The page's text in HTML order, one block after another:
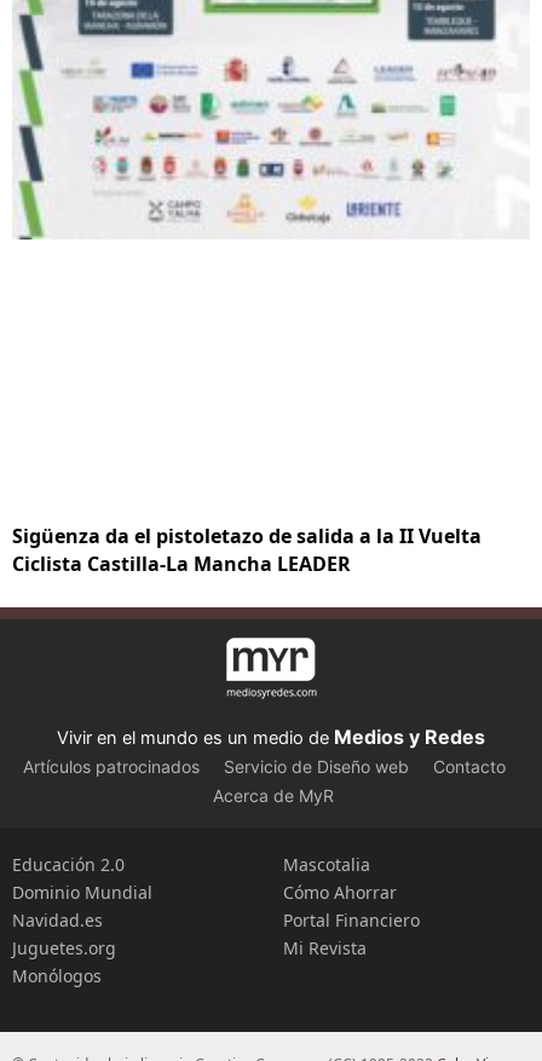
Sigüenza da el pistoletazo de salida a la II Vuelta
Ciclista Castilla-La Mancha LEADER
Vivir en el mundo es un medio de Medios y Redes
Artículos patrocinados Servicio de Diseño web
Contacto
Acerca de MyR
Educación 2.0
Dominio Mundial
Navidad.es
Juguetes.org
Monólogos
Mascotalia
Cómo Ahorrar
Portal Financiero
Mi Revista